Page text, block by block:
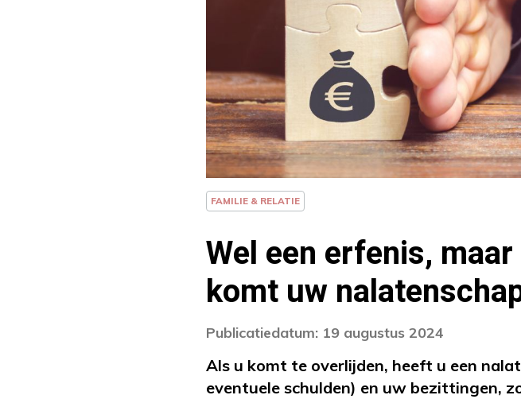
FAMILIE & RELATIE
Wel een erfenis,
komt uw
Publicatiedatum: 19 augustus 2024
Als u komt te overlijden, heeft u een
eventuele schulden) en uw bezittingen,